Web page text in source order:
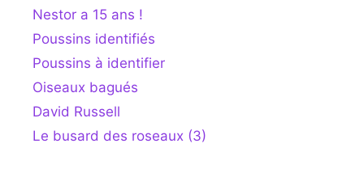
Nestor a 15 ans !
Poussins identifiés
Poussins à identifier
Oiseaux bagués
David Russell
Le busard des roseaux (3)